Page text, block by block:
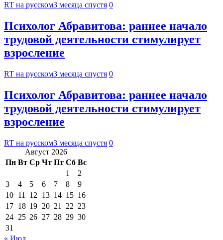
RT на русском3 месяца спустя 0
Психолог Абравитова: раннее начало
трудовой деятельности стимулирует
взросление
RT на русском3 месяца спустя 0
Психолог Абравитова: раннее начало
трудовой деятельности стимулирует
взросление
RT на русском3 месяца спустя 0
Август 2026
Пн Вт Ср Чт Пт Сб Вс
1
2
3
4 5 6 7 8
9
10 11 12 13 14 15 16
17 18 19 20 21 22 23
24 25 26 27 28 29 30
31
« Июл